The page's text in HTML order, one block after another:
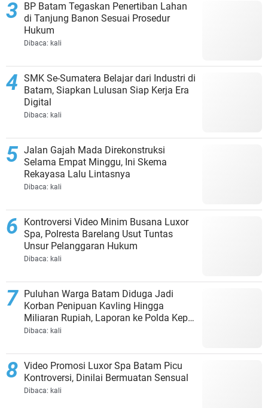
BP Batam Tegaskan Penertiban Lahan
di Tanjung Banon Sesuai Prosedur
Hukum
Dibaca: kali
SMK Se-Sumatera Belajar dari Industri di
Batam, Siapkan Lulusan Siap Kerja Era
Digital
Dibaca: kali
Jalan Gajah Mada Direkonstruksi
Selama Empat Minggu, Ini Skema
Rekayasa Lalu Lintasnya
Dibaca: kali
Kontroversi Video Minim Busana Luxor
Spa, Polresta Barelang Usut Tuntas
Unsur Pelanggaran Hukum
Dibaca: kali
Puluhan Warga Batam Diduga Jadi
Korban Penipuan Kavling Hingga
Miliaran Rupiah, Laporan ke Polda Kepri
Jalan di Tempat?
Dibaca: kali
Video Promosi Luxor Spa Batam Picu
Kontroversi, Dinilai Bermuatan Sensual
Dibaca: kali